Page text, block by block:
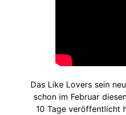
Das Like Lovers sein
schon im Februar
10 Tage veröffentlicht